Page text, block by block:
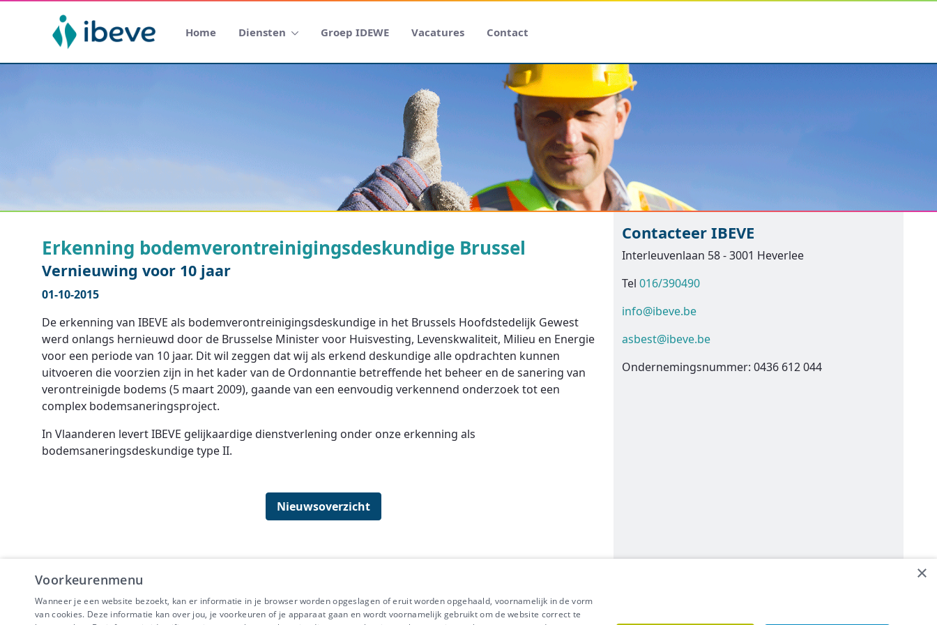
Home Diensten Groep IDEWE Vacatures Contact
Erkenning bodemverontreinigingsdeskundige Brussel
Vernieuwing voor 10 jaar
01-10-2015
De erkenning van IBEVE als bodemverontreinigingsdeskundige in het Brussels Hoofdstedelijk Gewest
werd onlangs hernieuwd door de Brusselse Minister voor Huisvesting, Levenskwaliteit, Milieu en Energie
voor een periode van 10 jaar. Dit wil zeggen dat wij als erkend deskundige alle opdrachten kunnen
uitvoeren die voorzien zijn in het kader van de Ordonnantie betreffende het beheer en de sanering van
verontreinigde bodems (5 maart 2009), gaande van een eenvoudig verkennend onderzoek tot een
complex bodemsaneringsproject.
In Vlaanderen levert IBEVE gelijkaardige dienstverlening onder onze erkenning als
bodemsaneringsdeskundige type II.
Nieuwsoverzicht
Contacteer IBEVE
Interleuvenlaan 58 - 3001 Heverlee
Tel 016/390490
info@ibeve.be
asbest@ibeve.be
Ondernemingsnummer: 0436 612 044
IBEVE maakt deel uit van Groep IDEWE
Meer vragen? Neem meteen contact op.
×
Voorkeurenmenu
Wanneer je een website bezoekt, kan er informatie in je browser worden opgeslagen of eruit worden opgehaald, voornamelijk in de vorm
van cookies. Deze informatie kan over jou, je voorkeuren of je apparaat gaan en wordt voornamelijk gebruikt om de website correct te